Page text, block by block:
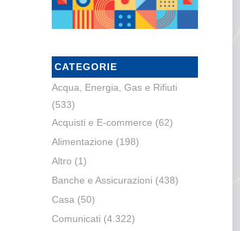
CATEGORIE
Acqua, Energia, Gas e Rifiuti
(533)
Acquisti e E-commerce (62)
Alimentazione (198)
Altro (1)
Banche e Assicurazioni (438)
Casa (50)
Comunicati (4.322)